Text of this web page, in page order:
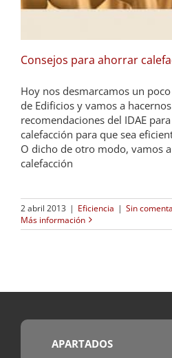
Consejos para ahorrar
Hoy nos desmarcamos un
de Edificios y vamos a
recomendaciones del IDAE
calefacción para que sea
O dicho de otro modo, vamos
calefacción
2 abril 2013 | Eficiencia | Sin
Más información
APARTADOS